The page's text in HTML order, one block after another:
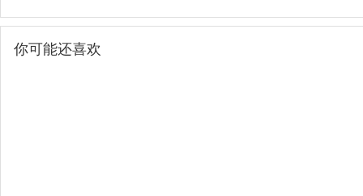
你可能还喜欢